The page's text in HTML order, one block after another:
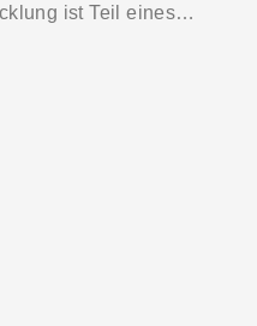
ist Teil eines
gilt als der
erwärmt –
auch für